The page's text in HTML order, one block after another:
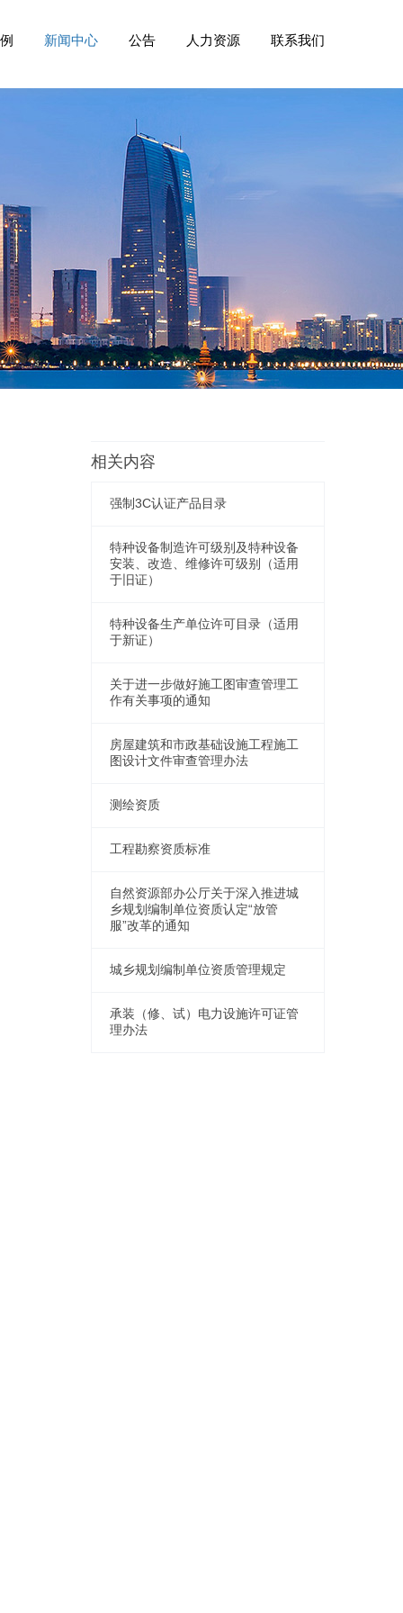
新闻中心 公告 人力资源 联系我们
相关内容
强制3C认证产品目录
特种设备制造许可级别及特种设备
安装、改造、维修许可级别（适用
于旧证）
特种设备生产单位许可目录（适用
于新证）
关于进一步做好施工图审查管理工
作有关事项的通知
房屋建筑和市政基础设施工程施工
图设计文件审查管理办法
测绘资质
工程勘察资质标准
自然资源部办公厅关于深入推进城
乡规划编制单位资质认定“放管
服”改革的通知
城乡规划编制单位资质管理规定
承装（修、试）电力设施许可证管
理办法